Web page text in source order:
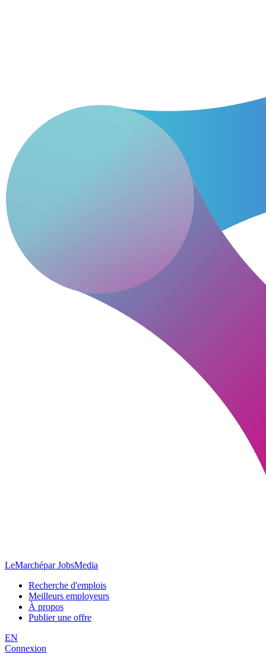
LeMarchépar JobsMedia
Recherche d'emplois
Meilleurs employeurs
À propos
Publier une offre
EN
Connexion